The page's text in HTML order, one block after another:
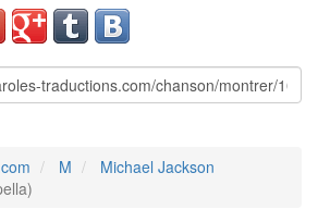
M
Michael Jackson